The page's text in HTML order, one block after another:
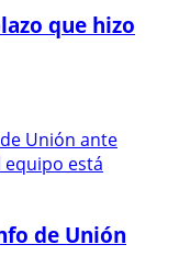
que hizo
de Unión